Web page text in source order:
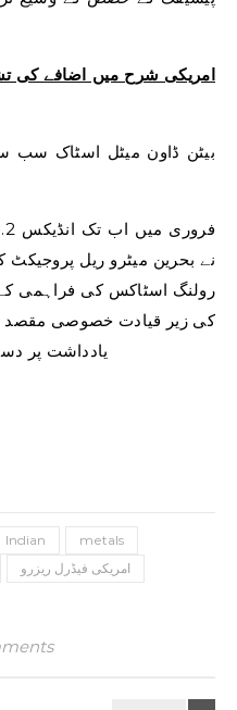
امریکی شرح میں اضافے
رولنگ اسٹاکس کی فراہمی کے
کی زیر قیادت خصوصی مقصد
یادداشت پر دستخط
Indian
metals
امریکی فیڈرل ریزرو